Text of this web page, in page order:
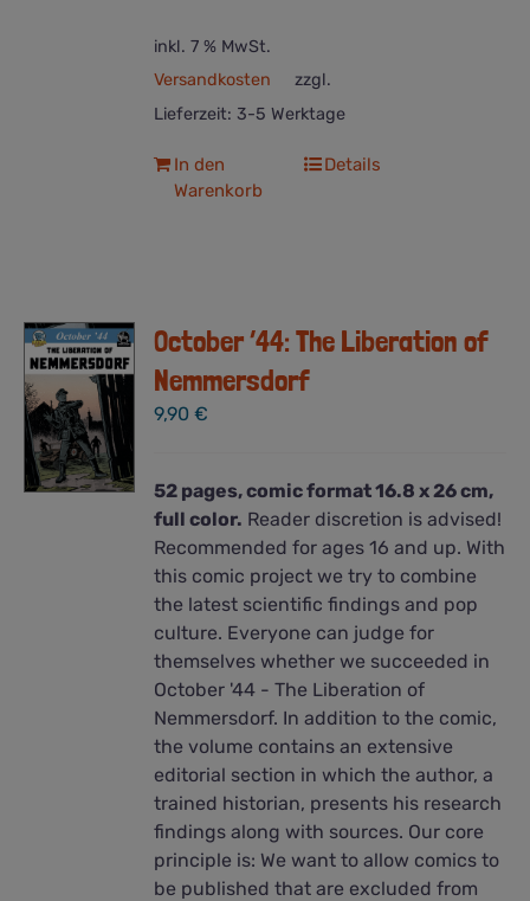
inkl. 7 % MwSt.
zzgl.
Versandkosten
Lieferzeit: 3-5 Werktage
In den
Warenkorb
Details
October ’44: The Liberation of
Nemmersdorf
9,90€
52 pages, comic format 16.8 x 26 cm,
full color. Reader discretion is advised!
Recommended for ages 16 and up. With
this comic project we try to combine
the latest scientific findings and pop
culture. Everyone can judge for
themselves whether we succeeded in
October '44 - The Liberation of
Nemmersdorf. In addition to the comic,
the volume contains an extensive
editorial section in which the author, a
trained historian, presents his research
findings along with sources. Our core
principle is: We want to allow comics to
be published that are excluded from